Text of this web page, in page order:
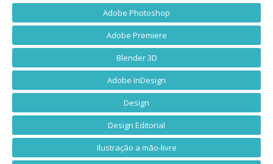
Adobe Photoshop
Adobe Premiere
Blender 3D
Adobe InDesign
Design
Design Editorial
Ilustração a mão-livre